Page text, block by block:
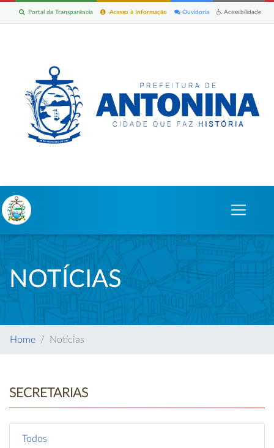
Acessibilidade
Ouvidoria
Acesso à Informação
Portal da Transparência
NOTÍCIAS
Home Notícias
SECRETARIAS
Todos